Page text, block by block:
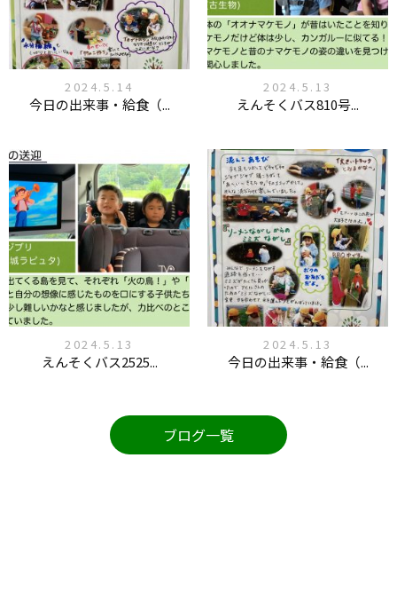
2024.5.14
今日の出来事・給食（...
2024.5.13
えんそくバス810号...
2024.5.13
えんそくバス2525...
2024.5.13
今日の出来事・給食（...
ブログ一覧